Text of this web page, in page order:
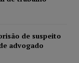
de suspeito
advogado